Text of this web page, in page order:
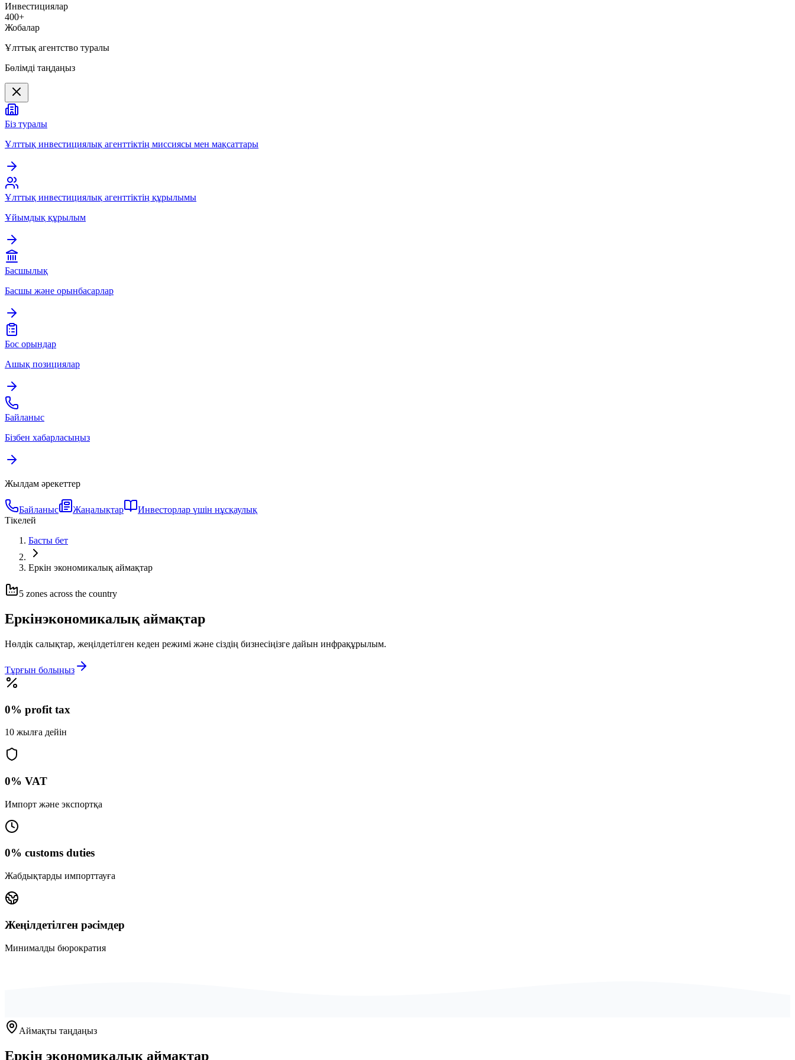
Инвестициялар
400+
Жобалар
Ұлттық агентство туралы
Бөлімді таңдаңыз
Біз туралы
Ұлттық инвестициялық агенттіктің миссиясы мен мақсаттары
Ұлттық инвестициялық агенттіктің құрылымы
Ұйымдық құрылым
Басшылық
Басшы және орынбасарлар
Бос орындар
Ашық позициялар
Байланыс
Бізбен хабарласыңыз
Жылдам әрекеттер
Байланыс Жаңалықтар
Инвесторлар үшін нұсқаулық
Тікелей
Басты бет
Еркін экономикалық аймақтар
5 zones across the country
Еркінэкономикалық аймақтар
Нөлдік салықтар, жеңілдетілген кеден режимі және сіздің бизнесіңізге дайын инфрақұрылым.
Тұрғын болыңыз
0% profit tax
10 жылға дейін
0% VAT
Импорт және экспортқа
0% customs duties
Жабдықтарды импорттауға
Жеңілдетілген рәсімдер
Минималды бюрократия
Аймақты таңдаңыз
Еркін экономикалық аймақтар